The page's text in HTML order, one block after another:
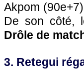
Akpom
De son côté,
Drôle de
3. Retegui